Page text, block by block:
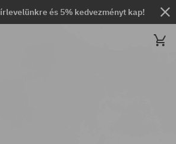
és 5% kedvezményt kap!